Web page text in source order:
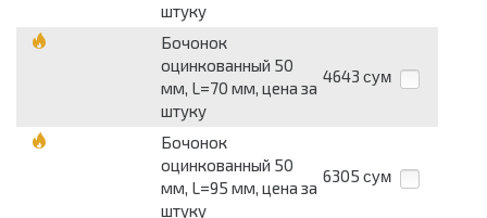
штуку
Бочонок
оцинкованный 50
мм, L=70 мм, цена за
штуку
4643 сум
Бочонок
оцинкованный 50
мм, L=95 мм, цена за
штуку
6305 сум